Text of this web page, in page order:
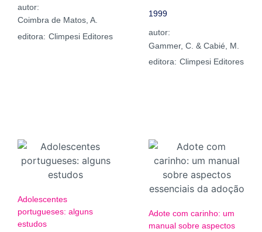
autor:
Coimbra de Matos, A.
editora: Climpesi Editores
1999
autor:
Gammer, C. & Cabié, M.
editora: Climpesi Editores
Adolescentes
portugueses: alguns
estudos
Adote com carinho: um
manual sobre aspectos